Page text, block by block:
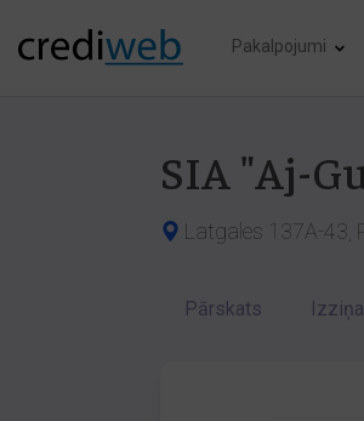
Pakalpojumi
SIA "Aj-
Latgales 137A-43,
Pārskats Izziņa